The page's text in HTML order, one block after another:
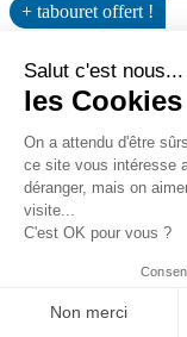
+ tabouret offert !
Salut c'est nous...
les Cookies
On a attendu d'être
ce site vous intéresse
déranger, mais on
visite...
C'est OK pour vous ?
Non merci